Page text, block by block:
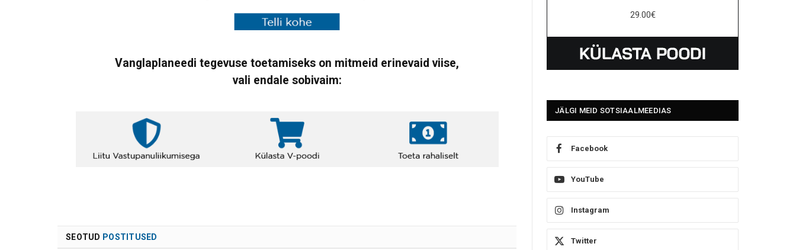
Vanglaplaneedi tegevuse toetamiseks on mitmeid erinevaid viise,
vali endale sobivaim:
SEOTUD POSTITUSED
29.00€
JÄLGI MEID SOTSIAALMEEDIAS
Facebook
YouTube
Instagram
Twitter